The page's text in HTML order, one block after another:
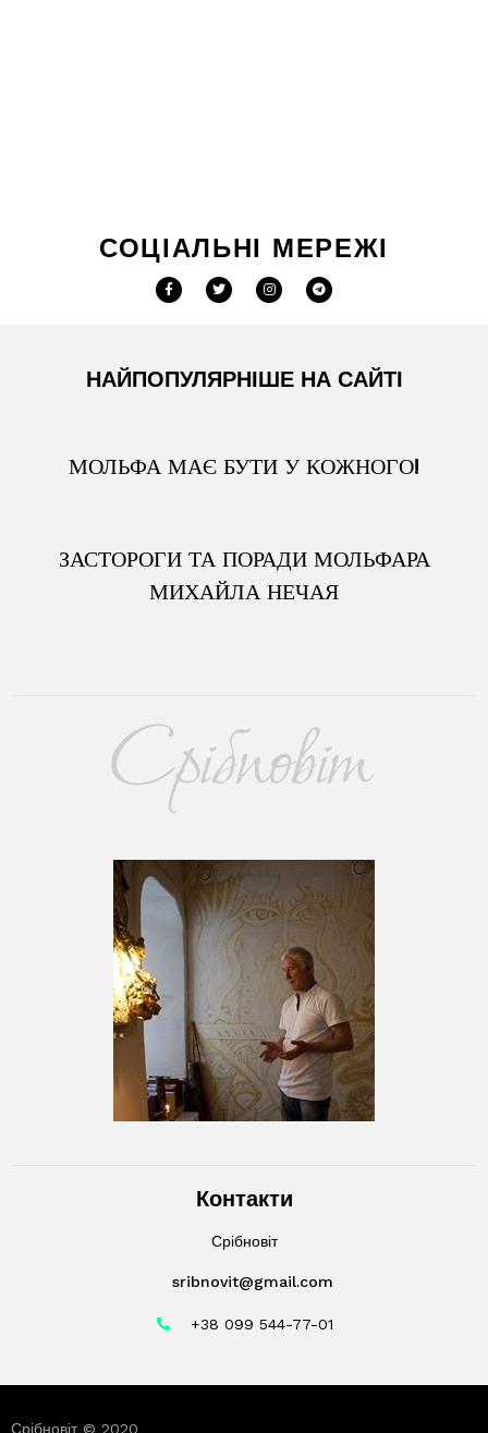
СОЦІАЛЬНІ МЕРЕЖІ
НАЙПОПУЛЯРНІШЕ НА САЙТІ
МОЛЬФА МАЄ БУТИ У КОЖНОГО!
ЗАСТОРОГИ ТА ПОРАДИ МОЛЬФАРА
МИХАЙЛА НЕЧАЯ
Контакти
Срібновіт
sribnovit@gmail.com
+38 099 544-77-01
Срібновіт © 2020